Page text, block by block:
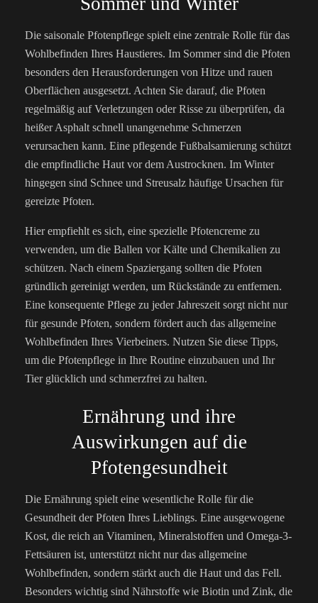
Die saisonale Pfotenpflege spielt eine zentrale Rolle für das
Wohlbefinden Ihres Haustieres. Im Sommer sind die Pfoten
besonders den Herausforderungen von Hitze und rauen
Oberflächen ausgesetzt. Achten Sie darauf, die Pfoten
regelmäßig auf Verletzungen oder Risse zu überprüfen, da
heißer Asphalt schnell unangenehme Schmerzen
verursachen kann. Eine pflegende Fußbalsamierung schützt
die empfindliche Haut vor dem Austrocknen. Im Winter
hingegen sind Schnee und Streusalz häufige Ursachen für
gereizte Pfoten.
Hier empfiehlt es sich, eine spezielle Pfotencreme zu
verwenden, um die Ballen vor Kälte und Chemikalien zu
schützen. Nach einem Spaziergang sollten die Pfoten
gründlich gereinigt werden, um Rückstände zu entfernen.
Eine konsequente Pflege zu jeder Jahreszeit sorgt nicht nur
für gesunde Pfoten, sondern fördert auch das allgemeine
Wohlbefinden Ihres Vierbeiners. Nutzen Sie diese Tipps,
um die Pfotenpflege in Ihre Routine einzubauen und Ihr
Tier glücklich und schmerzfrei zu halten.
Ernährung und ihre
Auswirkungen auf die
Pfotengesundheit
Die Ernährung spielt eine wesentliche Rolle für die
Gesundheit der Pfoten Ihres Lieblings. Eine ausgewogene
Kost, die reich an Vitaminen, Mineralstoffen und Omega-3-
Fettsäuren ist, unterstützt nicht nur das allgemeine
Wohlbefinden, sondern stärkt auch die Haut und das Fell.
Besonders wichtig sind Nährstoffe wie Biotin und Zink, die